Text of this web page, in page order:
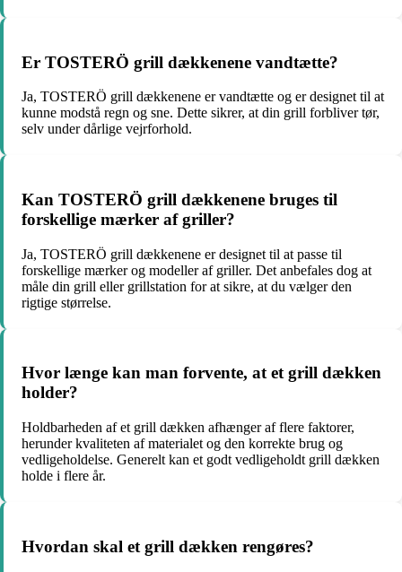
Er TOSTERÖ grill dækkenene vandtætte?
Ja, TOSTERÖ grill dækkenene er vandtætte og er designet til at
kunne modstå regn og sne. Dette sikrer, at din grill forbliver tør,
selv under dårlige vejrforhold.
Kan TOSTERÖ grill dækkenene bruges til
forskellige mærker af griller?
Ja, TOSTERÖ grill dækkenene er designet til at passe til
forskellige mærker og modeller af griller. Det anbefales dog at
måle din grill eller grillstation for at sikre, at du vælger den
rigtige størrelse.
Hvor længe kan man forvente, at et grill dækken
holder?
Holdbarheden af et grill dækken afhænger af flere faktorer,
herunder kvaliteten af ​​materialet og den korrekte brug og
vedligeholdelse. Generelt kan et godt vedligeholdt grill dækken
holde i flere år.
Hvordan skal et grill dækken rengøres?